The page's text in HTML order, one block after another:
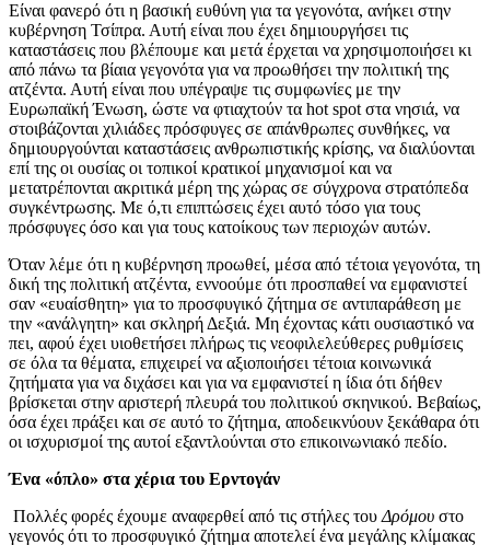
Είναι φανερό ότι η βασική ευθύνη για τα γεγονότα, ανήκει στην
κυβέρνηση Τσίπρα. Αυτή είναι που έχει δημιουργήσει τις
καταστάσεις που βλέπουμε και μετά έρχεται να χρησιμοποιήσει κι
από πάνω τα βίαια γεγονότα για να προωθήσει την πολιτική της
ατζέντα. Αυτή είναι που υπέγραψε τις συμφωνίες με την
Ευρωπαϊκή Ένωση, ώστε να φτιαχτούν τα hot spot στα νησιά, να
στοιβάζονται χιλιάδες πρόσφυγες σε απάνθρωπες συνθήκες, να
δημιουργούνται καταστάσεις ανθρωπιστικής κρίσης, να διαλύονται
επί της οι ουσίας οι τοπικοί κρατικοί μηχανισμοί και να
μετατρέπονται ακριτικά μέρη της χώρας σε σύγχρονα στρατόπεδα
συγκέντρωσης. Με ό,τι επιπτώσεις έχει αυτό τόσο για τους
πρόσφυγες όσο και για τους κατοίκους των περιοχών αυτών.
Όταν λέμε ότι η κυβέρνηση προωθεί, μέσα από τέτοια γεγονότα, τη
δική της πολιτική ατζέντα, εννοούμε ότι προσπαθεί να εμφανιστεί
σαν «ευαίσθητη» για το προσφυγικό ζήτημα σε αντιπαράθεση με
την «ανάλγητη» και σκληρή Δεξιά. Μη έχοντας κάτι ουσιαστικό να
πει, αφού έχει υιοθετήσει πλήρως τις νεοφιλελεύθερες ρυθμίσεις
σε όλα τα θέματα, επιχειρεί να αξιοποιήσει τέτοια κοινωνικά
ζητήματα για να διχάσει και για να εμφανιστεί η ίδια ότι δήθεν
βρίσκεται στην αριστερή πλευρά του πολιτικού σκηνικού. Βεβαίως,
όσα έχει πράξει και σε αυτό το ζήτημα, αποδεικνύουν ξεκάθαρα ότι
οι ισχυρισμοί της αυτοί εξαντλούνται στο επικοινωνιακό πεδίο.
Ένα «όπλο» στα χέρια του Ερντογάν
Πολλές φορές έχουμε αναφερθεί από τις στήλες του Δρόμου στο
γεγονός ότι το προσφυγικό ζήτημα αποτελεί ένα μεγάλης κλίμακας